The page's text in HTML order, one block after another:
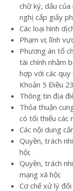
chữ ký, dấu
nghị cấp giấy
Các loại hình
Phạm vi; lĩnh
Phương án tổ
tài chính nhằm
hợp với các
Khoản 5 Điều
Thông tin địa
Thỏa thuận
có tối thiểu các
Các nội dung
Quyền, trách
hội;
Quyền, trách
mạng xã hội;
Cơ chế xử lý